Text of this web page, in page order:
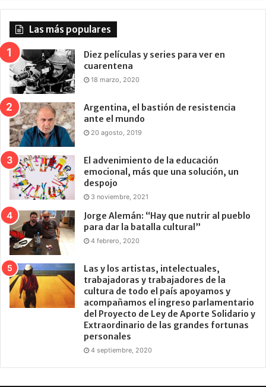
Las más populares
Diez películas y series para ver en
cuarentena
18 marzo, 2020
Argentina, el bastión de resistencia
ante el mundo
20 agosto, 2019
El advenimiento de la educación
emocional, más que una solución, un
despojo
3 noviembre, 2021
Jorge Alemán: “Hay que nutrir al pueblo
para dar la batalla cultural”
4 febrero, 2020
Las y los artistas, intelectuales,
trabajadoras y trabajadores de la
cultura de todo el país apoyamos y
acompañamos el ingreso parlamentario
del Proyecto de Ley de Aporte Solidario y
Extraordinario de las grandes fortunas
personales
4 septiembre, 2020